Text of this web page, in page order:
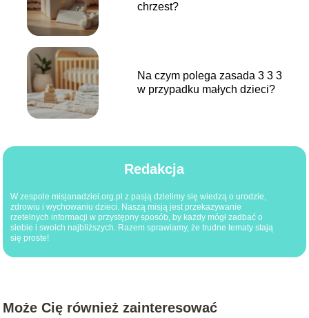
chrzest?
Na czym polega zasada 3 3 3
w przypadku małych dzieci?
Redakcja
W zespole misjanadziei.org.pl z pasją dzielimy się wiedzą o urodzie,
zdrowiu i wychowaniu dzieci. Naszą misją jest przekazywanie
rzetelnych informacji w przystępny sposób, by każdy mógł zadbać o
siebie i swoich najbliższych. Razem sprawiamy, że trudne tematy stają
się proste!
Może Cię również zainteresować